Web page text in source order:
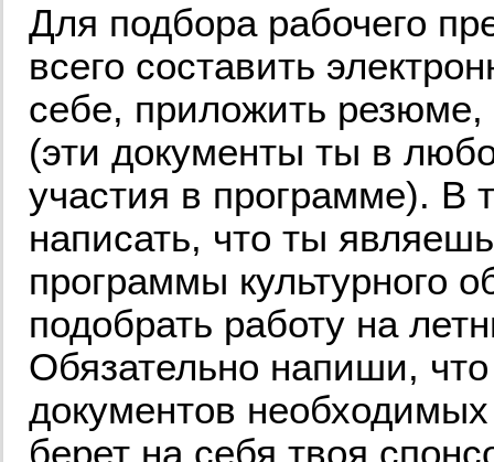
Для подбора рабочего
всего составить
себе, приложить
(эти документы ты в
участия в программе). В
написать, что ты
программы культурного
подобрать работу на
Обязательно напиши,
документов
берет на себя твоя